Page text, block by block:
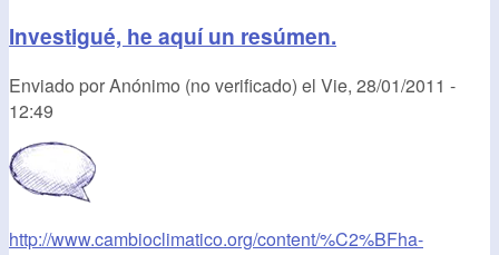
Investigué, he aquí un resúmen.
Enviado porAnónimo (no verificado) el Vie, 28/01/2011 -
12:49
http://www.cambioclimatico.org/content/%C2%BFha-